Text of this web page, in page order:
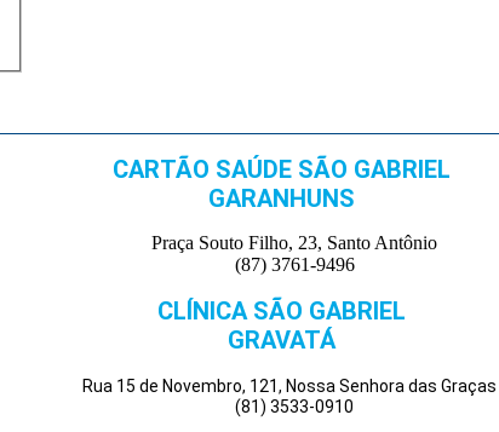
CARTÃO SAÚDE SÃO GABRIEL
GARANHUNS
Praça Souto Filho, 23, Santo Antônio
(87) 3761-9496
CLÍNICA SÃO GABRIEL
GRAVATÁ
Rua 15 de Novembro, 121, Nossa Senhora das Graças
(81) 3533-0910